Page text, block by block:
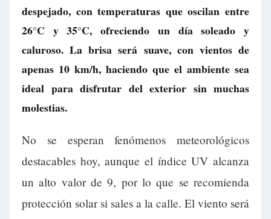
despejado, con temperaturas que oscilan entre
26°C y 35°C, ofreciendo un día soleado y
caluroso. La brisa será suave, con vientos de
apenas 10 km/h, haciendo que el ambiente sea
ideal para disfrutar del exterior sin muchas
molestias.
No se esperan fenómenos meteorológicos
destacables hoy, aunque el índice UV alcanza
un alto valor de 9, por lo que se recomienda
protección solar si sales a la calle. El viento será